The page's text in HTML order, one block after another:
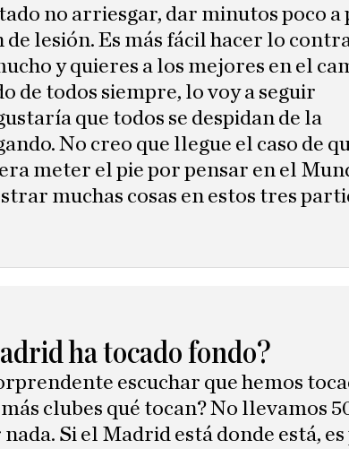
no arriesgar, dar minutos poco a
de lesión. Es más fácil hacer lo
y quieres a los mejores en el
de todos siempre, lo voy a seguir
que todos se despidan de la
No creo que llegue el caso de
meter el pie por pensar en el
muchas cosas en estos tres
ha tocado fondo?
escuchar que hemos
clubes qué tocan? No llevamos
Si el Madrid está donde está,